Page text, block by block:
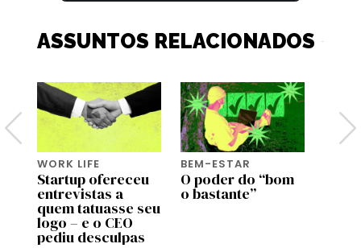
ASSUNTOS RELACIONADOS
WORK LIFE
Startup ofereceu
entrevistas a
quem tatuasse seu
logo – e o CEO
pediu desculpas
BEM-ESTAR
O poder do “bom
o bastante”